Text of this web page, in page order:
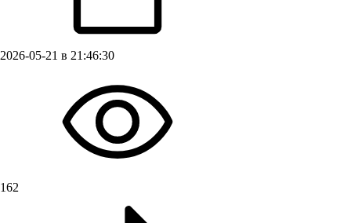
2026-05-21 в 21:46:30
162